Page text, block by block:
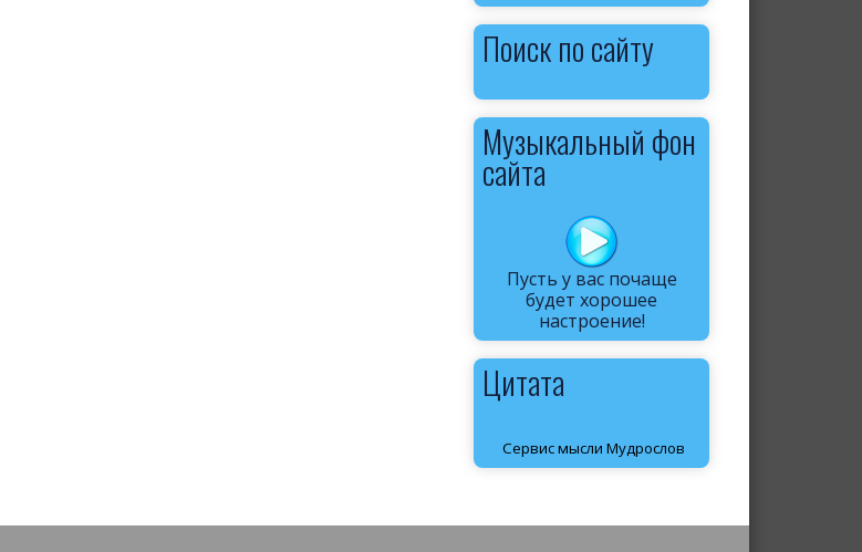
Поиск по сайту
Музыкальный фон
сайта
Пусть у вас почаще
будет хорошее
настроение!
Цитата
Сервис мысли Мудрослов